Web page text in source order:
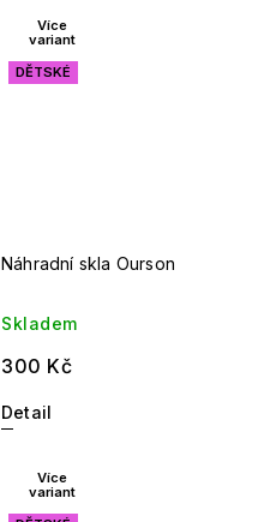
Více
variant
DĚTSKÉ
Náhradní skla Ourson
Skladem
300 Kč
Detail
Více
variant